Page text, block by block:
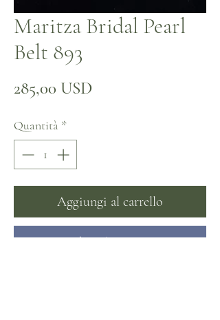
Maritza Bridal Pearl
Belt 893
285,00 USD
Quantità *
Aggiungi al carrello
Acquista ora